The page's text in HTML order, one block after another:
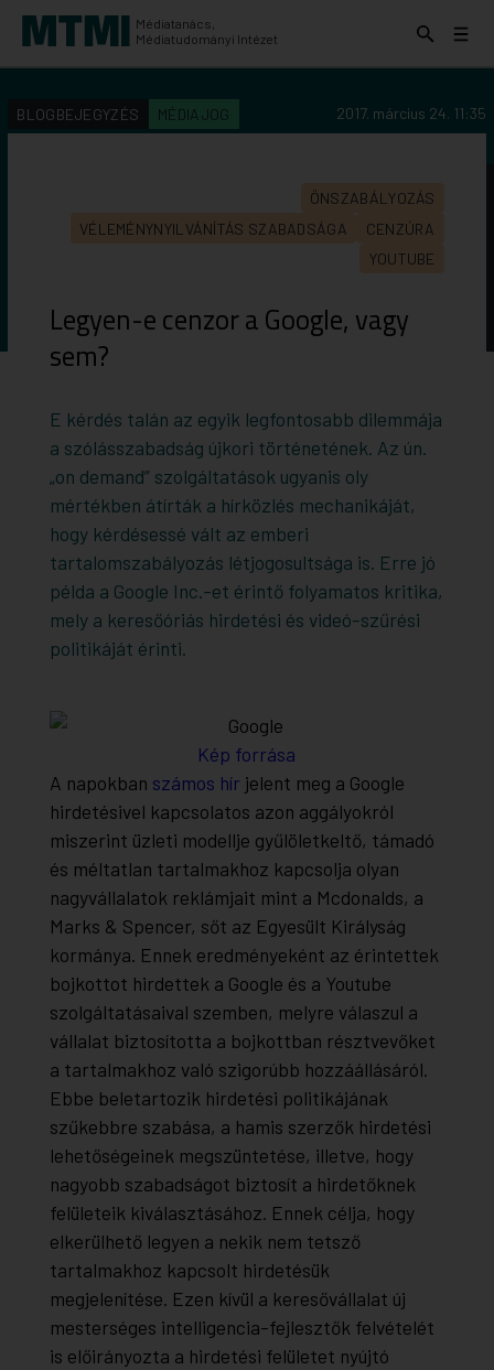
Médiatanács,
Médiatudományi Intézet
KERESÉS AZ INTÉZET ANYAGAI KÖZÖTT
indítása
Keresés
Menü
BLOGBEJEGYZÉS MÉDIAJOG 2017. március 24. 11:35
ÖNSZABÁLYOZÁS
VÉLEMÉNYNYILVÁNÍTÁS SZABADSÁGA
CENZÚRA
YOUTUBE
Legyen-e cenzor a Google, vagy
sem?
E kérdés talán az egyik legfontosabb dilemmája
a szólásszabadság újkori történetének. Az ún.
„on demand” szolgáltatások ugyanis oly
mértékben átírták a hírközlés mechanikáját,
hogy kérdésessé vált az emberi
tartalomszabályozás létjogosultsága is. Erre jó
példa a Google Inc.-et érintő folyamatos kritika,
mely a keresőóriás hirdetési és videó-szűrési
politikáját érinti.
Kép forrása
A napokban számos hír jelent meg a Google
hirdetésivel kapcsolatos azon aggályokról
miszerint üzleti modellje gyűlöletkeltő, támadó
és méltatlan tartalmakhoz kapcsolja olyan
nagyvállalatok reklámjait mint a Mcdonalds, a
Marks & Spencer, sőt az Egyesült Királyság
kormánya. Ennek eredményeként az érintettek
bojkottot hirdettek a Google és a Youtube
szolgáltatásaival szemben, melyre válaszul a
vállalat biztosította a bojkottban résztvevőket
a tartalmakhoz való szigorúbb hozzáállásáról.
Ebbe beletartozik hirdetési politikájának
szűkebbre szabása, a hamis szerzők hirdetési
lehetőségeinek megszüntetése, illetve, hogy
nagyobb szabadságot biztosít a hirdetőknek
felületeik kiválasztásához. Ennek célja, hogy
elkerülhető legyen a nekik nem tetsző
tartalmakhoz kapcsolt hirdetésük
megjelenítése. Ezen kívül a keresővállalat új
mesterséges intelligencia-fejlesztők felvételét
is előirányozta a hirdetési felületet nyújtó